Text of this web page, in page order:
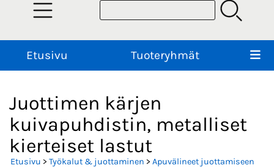
Etusivu Tuoteryhmät
Juottimen kärjen
kuivapuhdistin, metalliset
kierteiset lastut
Etusivu > Työkalut & juottaminen > Apuvälineet juottamiseen